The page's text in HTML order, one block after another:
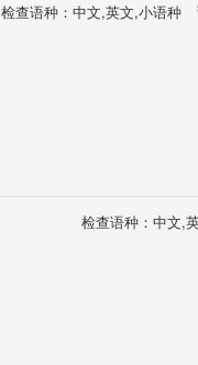
检查语种：中文,英文,小语种
检查语种：中文,